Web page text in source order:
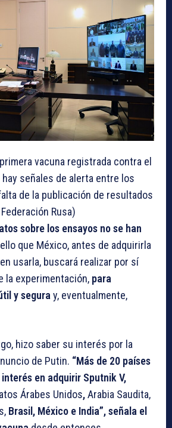
vacuna registrada contra el
hay señales de alerta entre los
de la publicación de resultados
Rusa)
sobre los ensayos no se han
que México, antes de adquirirla
usarla, buscará realizar por sí
la experimentación, para
y segura y, eventualmente,
hizo saber su interés por la
de Putin. “Más de 20 países
en adquirir Sputnik V,
Árabes Unidos,Arabia Saudita,
Brasil, México e India”, señala el